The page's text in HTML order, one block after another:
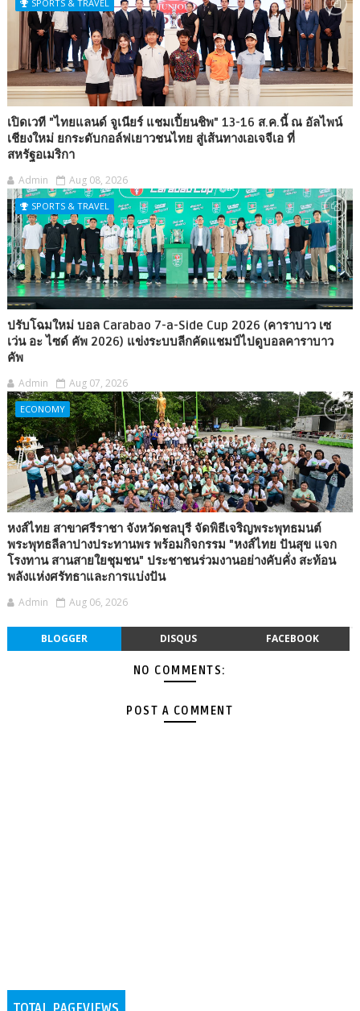
SPORTS & TRAVEL
เปิดเวที "ไทยแลนด์ จูเนียร์ แชมเปี้ยนชิพ" 13-16 ส.ค.นี้ ณ อัลไพน์
เชียงใหม่ ยกระดับกอล์ฟเยาวชนไทย สู่เส้นทางเอเจจีเอ ที่
สหรัฐอเมริกา
Admin Aug 08, 2026
SPORTS & TRAVEL
ปรับโฉมใหม่ บอล Carabao 7-a-Side Cup 2026 (คาราบาว เซ
เว่น อะ ไซด์ คัพ 2026) แข่งระบบลีกคัดแชมป์ไปดูบอลคาราบาว
คัพ
Admin Aug 07, 2026
ECONOMY
หงส์ไทย สาขาศรีราชา จังหวัดชลบุรี จัดพิธีเจริญพระพุทธมนต์
พระพุทธลีลาปางประทานพร พร้อมกิจกรรม "หงส์ไทย ปันสุข แจก
โรงทาน สานสายใยชุมชน" ประชาชนร่วมงานอย่างคับคั่ง สะท้อน
พลังแห่งศรัทธาและการแบ่งปัน
Admin Aug 06, 2026
BLOGGER DISQUS FACEBOOK
NO COMMENTS:
POST A COMMENT